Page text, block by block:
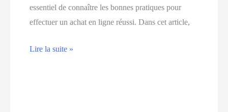
essentiel de connaître les bonnes pratiques pour
effectuer un achat en ligne réussi. Dans cet article,
Les
Lire la suite »